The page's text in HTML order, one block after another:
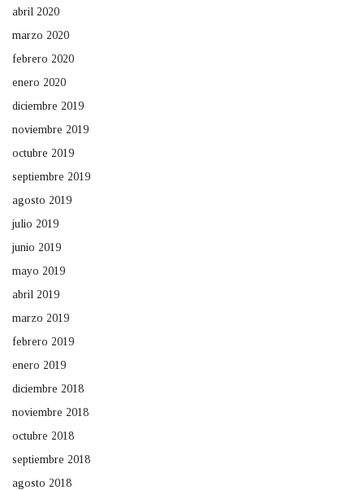
abril 2020
marzo 2020
febrero 2020
enero 2020
diciembre 2019
noviembre 2019
octubre 2019
septiembre 2019
agosto 2019
julio 2019
junio 2019
mayo 2019
abril 2019
marzo 2019
febrero 2019
enero 2019
diciembre 2018
noviembre 2018
octubre 2018
septiembre 2018
agosto 2018